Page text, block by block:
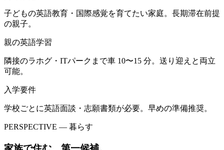
子どもの英語教育・国際感覚を育てたい家庭。長期滞在前提
の親子。
親の英語学習
隣接のラホグ・ITパークまで車 10〜15 分。送り迎えと両立
可能。
入学要件
学校ごとに英語面談・志願書類が必要。早めの準備推奨。
PERSPECTIVE — 暮らす